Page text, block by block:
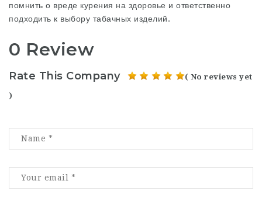
помнить о вреде курения на здоровье и ответственно
подходить к выбору табачных изделий.
0 Review
Rate This Company ( No reviews yet
)